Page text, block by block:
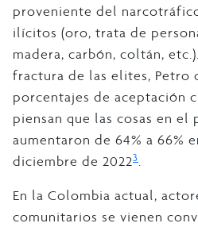
proveniente del
ilícitos (oro, trata de
madera, carbón, coltán,
fractura de las elites, Petro
porcentajes de aceptación
piensan que las cosas en el
aumentaron de 64% a 66%
diciembre de 20223.
En la Colombia actual,
comunitarios se vienen